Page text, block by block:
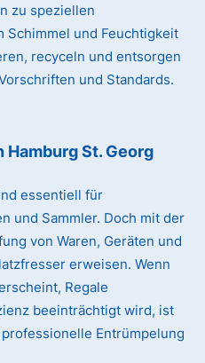
zu speziellen
Schimmel und Feuchtigkeit
recyceln und entsorgen
und Standards.
St. Georg
essentiell für
und Sammler. Doch mit der
von Waren, Geräten und
erweisen. Wenn
Regale
beeinträchtigt wird, ist
Entrümpelung